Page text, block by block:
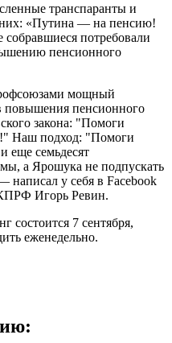
транспаранты и
«Путина — на пенсию!
потребовали
пенсионного
мощный
пенсионного
закона: "Помоги
Наш подход: "Помоги
еще семьдесят
а Ярошука не подпускать
у себя в Facebook
КПРФ Игорь Ревин.
состоится 7 сентября,
еженедельно.